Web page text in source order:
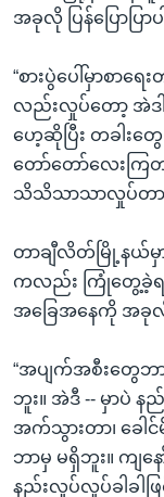
အခုလို ပြန်ပြောပြာ
“စားပွဲပေါ်မှာစာရ
လည်းလှုပ်တော့ အဲဒ
ဟေ့ဆိုပြီး တခါးတွ
တော်တော်လေးကြ
သိသိသာသာလှုပ်တာ
တာချီလိတ်မြို့နယ်မှ
ကလည်း ကြုံတွေ့ခဲ့
အခြေအနေကို အခုလို
“အပျက်အစီးတွေ
ဘူး။ အဲဒီ -- မှာပဲ
အက်သွားတာ၊ ခေါ
ဘာမှ မရှိဘူး။ ကျန
နည်းလှုပ်လှုပ်ခါခါဖ